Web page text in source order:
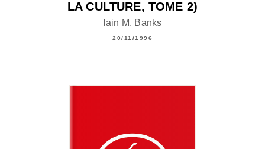
LA CULTURE, TOME 2)
Iain M. Banks
20/11/1996